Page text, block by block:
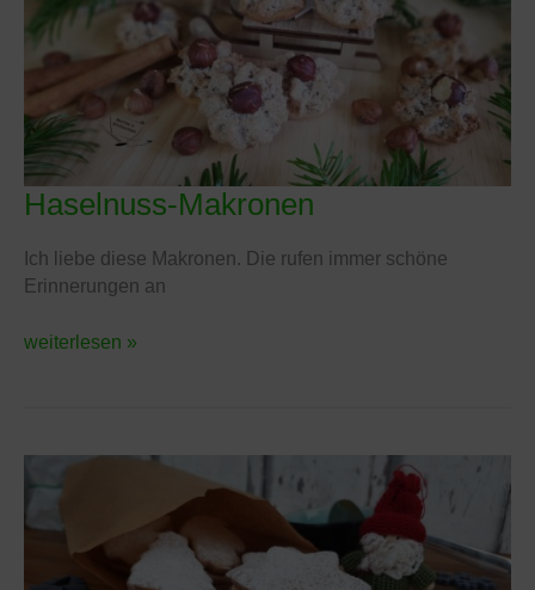
Haselnuss-Makronen
Ich liebe diese Makronen. Die rufen immer schöne
Erinnerungen an
Haselnuss-
weiterlesen »